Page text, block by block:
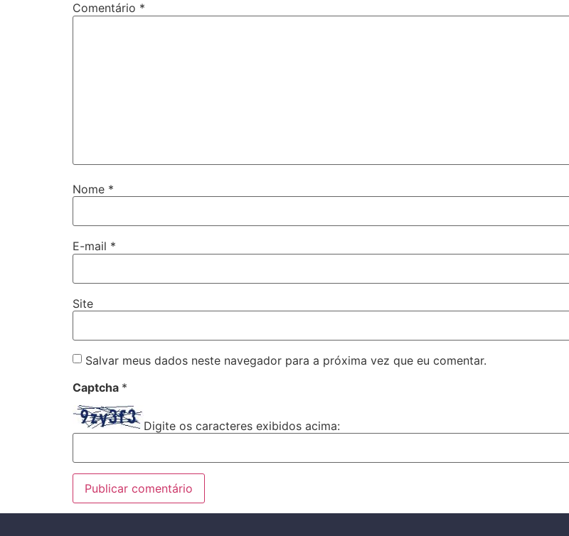
Comentário *
Nome *
E-mail *
Site
Salvar meus dados neste navegador para a próxima vez que eu comentar.
Captcha *
Digite os caracteres exibidos acima: